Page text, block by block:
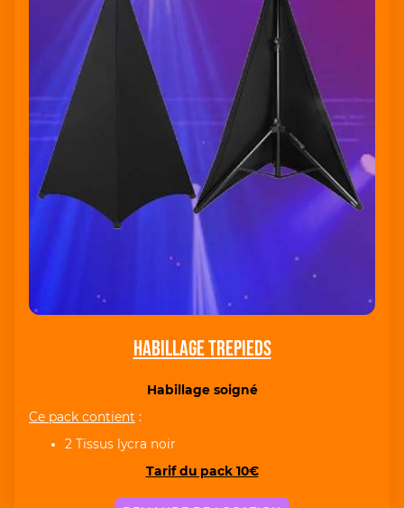
Habillage trepieds
Habillage soigné
Ce pack contient :
2 Tissus lycra noir
Tarif du pack 10€